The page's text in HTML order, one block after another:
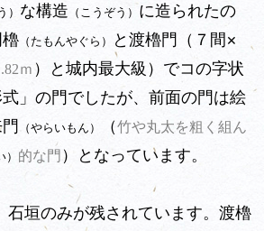
） な構造 （こうぞう） に造られたの
（たもんやぐら）
と渡櫓門（７間×
ｍ ）と城内最大級）でコの字状
」の門でしたが、前面の門は絵
（やらいもん） （竹や丸太を粗く組ん
） 的な門 ）となっています。
石垣のみが残されています。渡櫓